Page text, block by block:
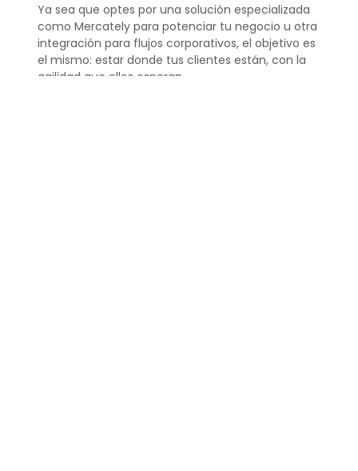
Ya sea que optes por una solución especializada
como Mercately para potenciar tu negocio u otra
integración para flujos corporativos, el objetivo es
el mismo: estar donde tus clientes están, con la
agilidad que ellos esperan.